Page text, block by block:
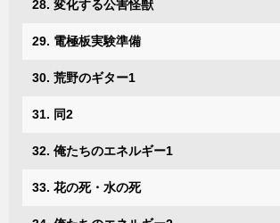
28. 変化する公害怪獣
29. 電極板実験準備
30. 荒野のギター1
31. 同2
32. 俺たちのエネルギー1
33. 花の死・水の死